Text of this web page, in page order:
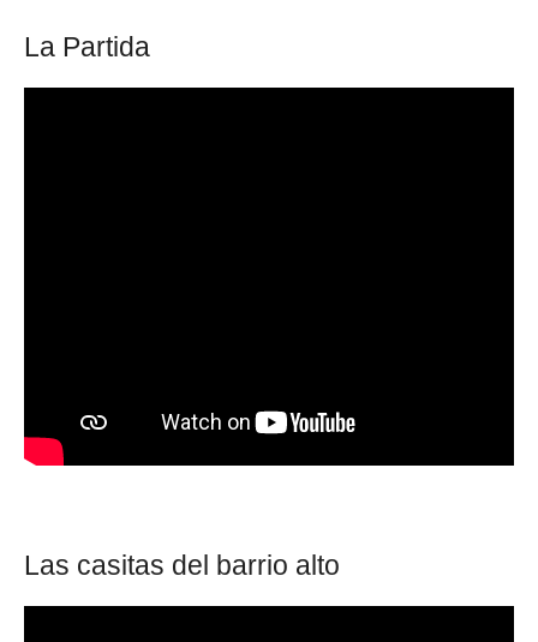
La Partida
Las casitas del barrio alto